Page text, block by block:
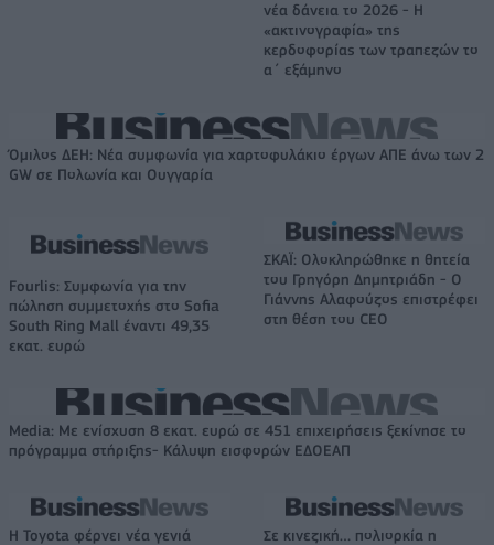
νέα δάνεια το 2026 - Η
«ακτινογραφία» της
κερδοφορίας των τραπεζών το
α΄ εξάμηνο
Όμιλος ΔΕΗ: Νέα συμφωνία για χαρτοφυλάκιο έργων ΑΠΕ άνω των 2
GW σε Πολωνία και Ουγγαρία
Fourlis: Συμφωνία για την
πώληση συμμετοχής στο Sofia
South Ring Mall έναντι 49,35
εκατ. ευρώ
ΣΚΑΪ: Ολοκληρώθηκε η θητεία
του Γρηγόρη Δημητριάδη - Ο
Γιάννης Αλαφούζος επιστρέφει
στη θέση του CEO
Media: Με ενίσχυση 8 εκατ. ευρώ σε 451 επιχειρήσεις ξεκίνησε το
πρόγραμμα στήριξης- Κάλυψη εισφορών ΕΔΟΕΑΠ
Η Toyota φέρνει νέα γενιά
Σε κινεζική… πολιορκία η